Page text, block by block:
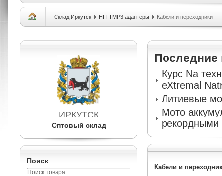
Склад Иркутск HI-FI MP3 адаптеры Кабели и переходники
ИРКУТСК
Оптовый склад
Поиск
Поиск товара
Последние
Курс Na
eXtremal
Литиевые
Мото
рекордными
Кабели и